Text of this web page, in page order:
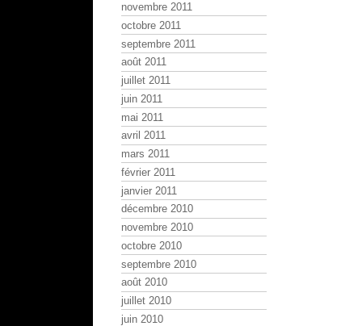
novembre 2011
octobre 2011
septembre 2011
août 2011
juillet 2011
juin 2011
mai 2011
avril 2011
mars 2011
février 2011
janvier 2011
décembre 2010
novembre 2010
octobre 2010
septembre 2010
août 2010
juillet 2010
juin 2010